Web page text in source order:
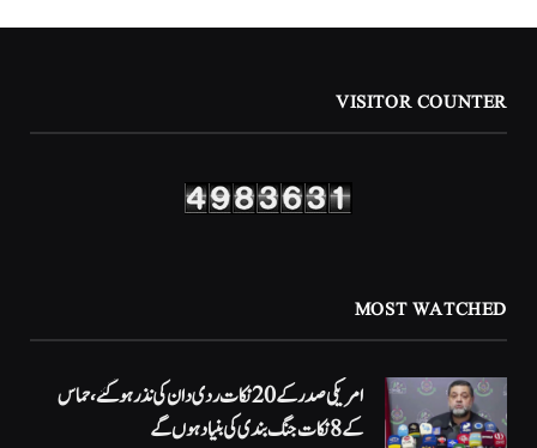
VISITOR COUNTER
MOST WATCHED
امریکی صدر کے 20 نکات ردی دان کی نذر ہوگئے، حماس
کے 8 نکات جنگ بندی کی بنیاد ہوں گے